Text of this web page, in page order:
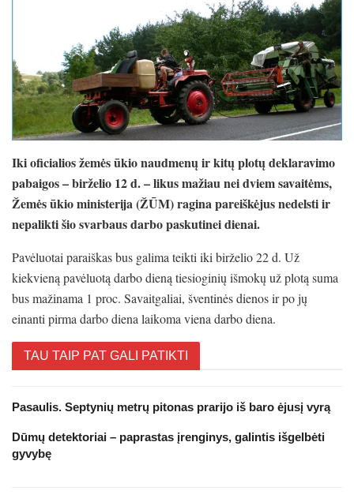
Iki oficialios žemės ūkio naudmenų ir kitų plotų deklaravimo
pabaigos – birželio 12 d. – likus mažiau nei dviem savaitėms,
Žemės ūkio ministerija (ŽŪM) ragina pareiškėjus nedelsti ir
nepalikti šio svarbaus darbo paskutinei dienai.
Pavėluotai paraiškas bus galima teikti iki birželio 22 d. Už
kiekvieną pavėluotą darbo dieną tiesioginių išmokų už plotą suma
bus mažinama 1 proc. Savaitgaliai, šventinės dienos ir po jų
einanti pirma darbo diena laikoma viena darbo diena.
TAU TAIP PAT GALI PATIKTI
Pasaulis. Septynių metrų pitonas prarijo iš baro ėjusį vyrą
Dūmų detektoriai – paprastas įrenginys, galintis išgelbėti
gyvybę